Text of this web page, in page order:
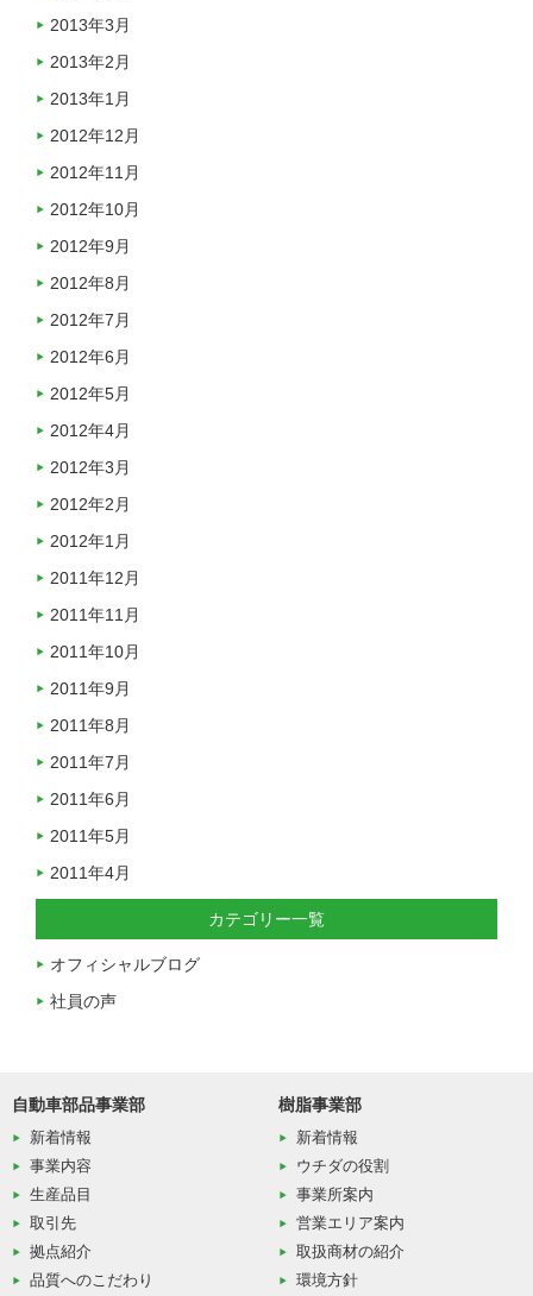
2013年3月
2013年2月
2013年1月
2012年12月
2012年11月
2012年10月
2012年9月
2012年8月
2012年7月
2012年6月
2012年5月
2012年4月
2012年3月
2012年2月
2012年1月
2011年12月
2011年11月
2011年10月
2011年9月
2011年8月
2011年7月
2011年6月
2011年5月
2011年4月
カテゴリー一覧
オフィシャルブログ
社員の声
自動車部品事業部
新着情報
事業内容
生産品目
取引先
拠点紹介
品質へのこだわり
樹脂事業部
新着情報
ウチダの役割
事業所案内
営業エリア案内
取扱商材の紹介
環境方針